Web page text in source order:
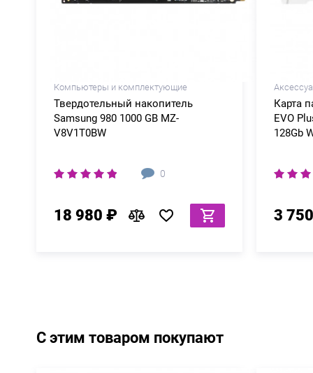
Компьютеры и комплектующие
Твердотельный накопитель
Samsung 980 1000 GB MZ-
V8V1T0BW
0
18 980 ₽
Карта
EVO
128Gb
3
С этим товаром покупают